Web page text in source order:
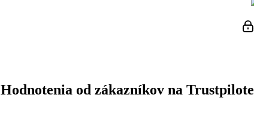
Hodnotenia od zákazníkov na Trustpilote